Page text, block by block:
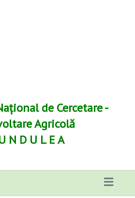
de Cercetare -
Agricolă
N D U L E A